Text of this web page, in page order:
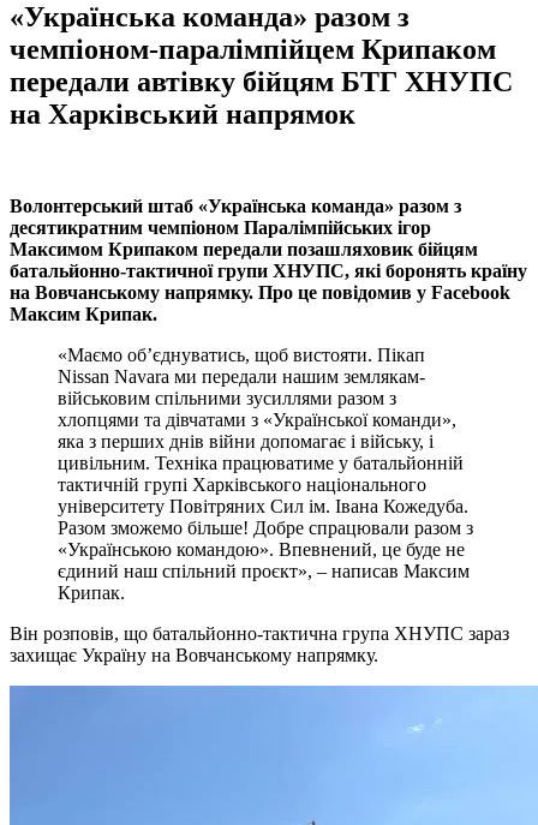
«Українська команда» разом з
чемпіоном-паралімпійцем Крипаком
передали автівку бійцям БТГ ХНУПС
на Харківський напрямок
Волонтерський штаб «Українська команда» разом з
десятикратним чемпіоном Паралімпійських ігор
Максимом Крипаком передали позашляховик бійцям
батальйонно-тактичної групи ХНУПС, які боронять країну
на Вовчанському напрямку. Про це повідомив у Facebook
Максим Крипак.
«Маємо об’єднуватись, щоб вистояти. Пікап
Nissan Navara ми передали нашим землякам-
військовим спільними зусиллями разом з
хлопцями та дівчатами з «Української команди»,
яка з перших днів війни допомагає і війську, і
цивільним. Техніка працюватиме у батальйонній
тактичній групі Харківського національного
університету Повітряних Сил ім. Івана Кожедуба.
Разом зможемо більше! Добре спрацювали разом з
«Українською командою». Впевнений, це буде не
єдиний наш спільний проєкт», – написав Максим
Крипак.
Він розповів, що батальйонно-тактична група ХНУПС зараз
захищає Україну на Вовчанському напрямку.